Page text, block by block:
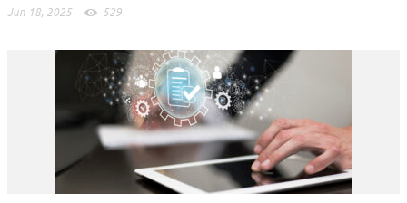
DIRITTO DEL LAVORO
DIRITTO DEL WEB
DIRITTO DELLE IMPRESE IN CRISI
CRIMINOLOGIA E CRIMINALISTICA
SICUREZZA SUL LAVORO
Jun 18, 2025 529